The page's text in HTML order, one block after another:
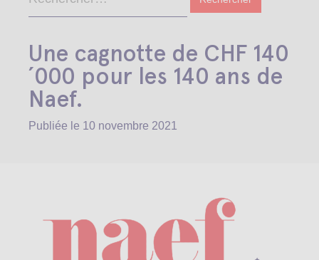
Une cagnotte de CHF 140
´000 pour les 140 ans de
Naef.
Publiée le 10 novembre 2021